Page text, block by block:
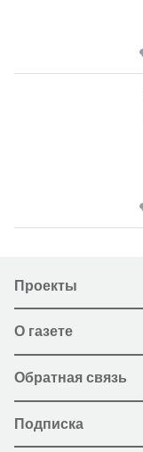
Проекты
О газете
Обратная связь
Подписка